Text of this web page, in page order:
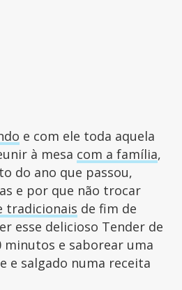
e com ele toda aquela
à mesa com a família,
do ano que passou,
e por que não trocar
tradicionais de fim de
esse delicioso Tender de
minutos e saborear uma
e salgado numa receita